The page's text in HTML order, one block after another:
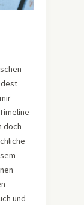
doch
und